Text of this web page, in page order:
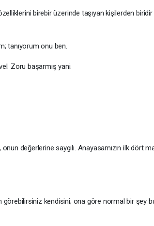
birebir üzerinde taşıyan kişilerden
tanıyorum onu ben.
Zoru başarmış yani.
değerlerine saygılı. Anayasamızın ilk dört
görebilirsiniz kendisini; ona göre normal bir şey